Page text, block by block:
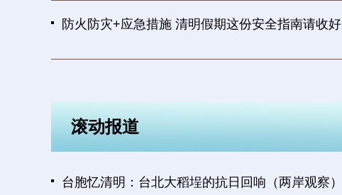
防火防灾+应急措施 清明假期这份安全指南请收好
滚动报道
台胞忆清明：台北大稻埕的抗日回响（两岸观察）